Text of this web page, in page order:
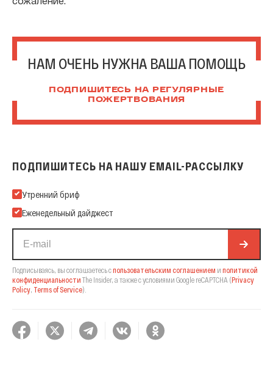
НАМ ОЧЕНЬ НУЖНА ВАША ПОМОЩЬ
ПОДПИШИТЕСЬ НА РЕГУЛЯРНЫЕ
ПОЖЕРТВОВАНИЯ
ПОДПИШИТЕСЬ НА НАШУ EMAIL-РАССЫЛКУ
Подпишитесь на нашу Email-рассылку
Утренний бриф
Еженедельный дайджест
Подписываясь, вы соглашаетесь спользовательским соглашением и политикой
конфиденциальности The Insider, а также с условиями Google reCAPTCHA (Privacy
Policy Terms of Service).